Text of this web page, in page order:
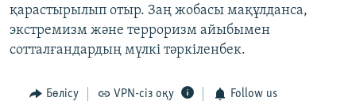
қарастырылып отыр. Заң жобасы мақұлданса,
экстремизм және терроризм айыбымен
сотталғандардың мүлкі тәркіленбек.
Бөлісу VPN-сіз оқу Follow us